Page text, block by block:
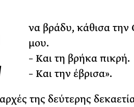
να βράδυ, κάθισα
μου.
– Και τη βρήκα πικρή.
– Και την έβρισα».
της δεύτερης
ΡΙΑ